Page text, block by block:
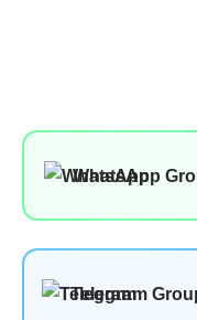
WhatsApp
Telegram